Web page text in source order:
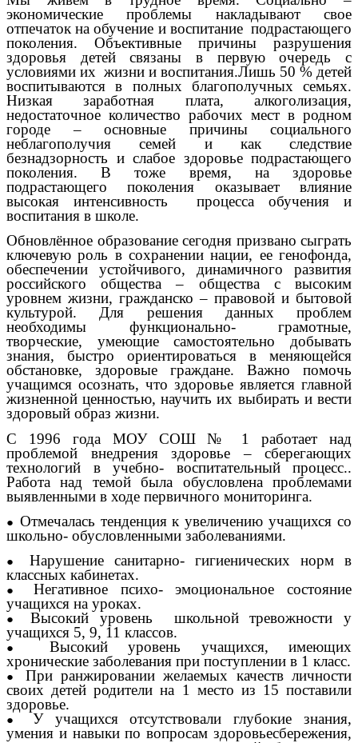
экономические проблемы накладывают свое
отпечаток на обучение и воспитание подрастающего
поколения. Объективные причины разрушения
здоровья детей связаны в первую очередь с
условиями их жизни и воспитания.Лишь 50 % детей
воспитываются в полных благополучных семьях.
Низкая заработная плата, алкоголизация,
недостаточное количество рабочих мест в родном
городе – основные причины социального
неблагополучия семей и как следствие
безнадзорность и слабое здоровье подрастающего
поколения. В тоже время, на здоровье
подрастающего поколения оказывает влияние
высокая интенсивность процесса обучения и
воспитания в школе.
Обновлённое образование сегодня призвано сыграть
ключевую роль в сохранении нации, ее генофонда,
обеспечении устойчивого, динамичного развития
российского общества – общества с высоким
уровнем жизни, гражданско – правовой и бытовой
культурой. Для решения данных проблем
необходимы функционально- грамотные,
творческие, умеющие самостоятельно добывать
знания, быстро ориентироваться в меняющейся
обстановке, здоровые граждане. Важно помочь
учащимся осознать, что здоровье является главной
жизненной ценностью, научить их выбирать и вести
здоровый образ жизни.
С 1996 года МОУ СОШ № 1 работает над
проблемой внедрения здоровье – сберегающих
технологий в учебно- воспитательный процесс..
Работа над темой была обусловлена проблемами
выявленными в ходе первичного мониторинга.
Отмечалась тенденция к увеличению учащихся со
школьно- обусловленными заболеваниями.
Нарушение санитарно- гигиенических норм в
классных кабинетах.
Негативное психо- эмоциональное состояние
учащихся на уроках.
Высокий уровень школьной тревожности у
учащихся 5, 9, 11 классов.
Высокий уровень учащихся, имеющих
хронические заболевания при поступлении в 1 класс.
При ранжировании желаемых качеств личности
своих детей родители на 1 место из 15 поставили
здоровье.
У учащихся отсутствовали глубокие знания,
умения и навыки по вопросам здоровьесбережения,